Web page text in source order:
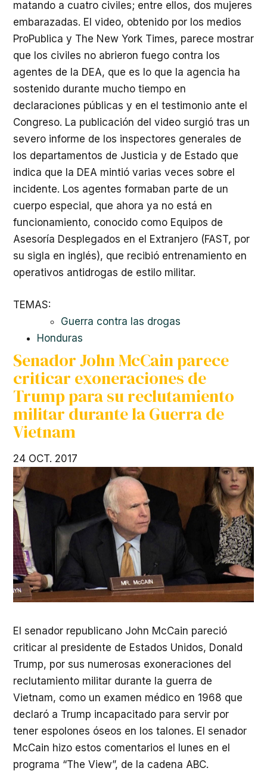
matando a cuatro civiles; entre ellos, dos mujeres
embarazadas. El video, obtenido por los medios
ProPublica y The New York Times, parece mostrar
que los civiles no abrieron fuego contra los
agentes de la DEA, que es lo que la agencia ha
sostenido durante mucho tiempo en
declaraciones públicas y en el testimonio ante el
Congreso. La publicación del video surgió tras un
severo informe de los inspectores generales de
los departamentos de Justicia y de Estado que
indica que la DEA mintió varias veces sobre el
incidente. Los agentes formaban parte de un
cuerpo especial, que ahora ya no está en
funcionamiento, conocido como Equipos de
Asesoría Desplegados en el Extranjero (FAST, por
su sigla en inglés), que recibió entrenamiento en
operativos antidrogas de estilo militar.
TEMAS:
Guerra contra las drogas
Honduras
Senador John McCain parece
criticar exoneraciones de
Trump para su reclutamiento
militar durante la Guerra de
Vietnam
24 OCT. 2017
El senador republicano John McCain pareció
criticar al presidente de Estados Unidos, Donald
Trump, por sus numerosas exoneraciones del
reclutamiento militar durante la guerra de
Vietnam, como un examen médico en 1968 que
declaró a Trump incapacitado para servir por
tener espolones óseos en los talones. El senador
McCain hizo estos comentarios el lunes en el
programa “The View”, de la cadena ABC.